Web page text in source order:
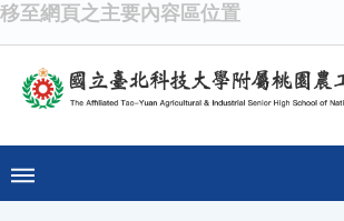
移至網頁之主要內容區位置